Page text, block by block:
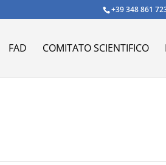
+39 348 861
FAD COMITATO SCIENTIFICO